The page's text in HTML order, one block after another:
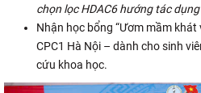
chọn lọc HDAC6 hướng tác
Nhận học bổng “Ươm mầm
CPC1 Hà Nội – dành cho sinh
cứu khoa học.